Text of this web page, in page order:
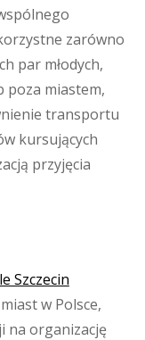
zarówno
par młodych,
poza miastem,
transportu
kursujących
przyjęcia
Szczecin
w Polsce,
na organizację